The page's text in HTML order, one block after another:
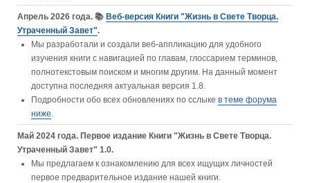
Апрель 2026 года. 📚 Веб-версия Книги "Жизнь в Свете Творца.
Утраченный Завет".
Мы разработали и создали веб-аппликацию для удобного
изучения книги c навигацией по главам, глоссарием терминов,
полнотекстовым поиском и многим другим. На данный момент
доступна последняя актуальная версия 1.8.
Подробности обо всех обновлениях по сслыке в теме форума
ниже.
Май 2024 года. Первое издание Книги "Жизнь в Свете Творца.
Утраченный Завет" 1.0.
Мы предлагаем к ознакомлению для всех ищущих личностей
первое предварительное издание нашей книги.